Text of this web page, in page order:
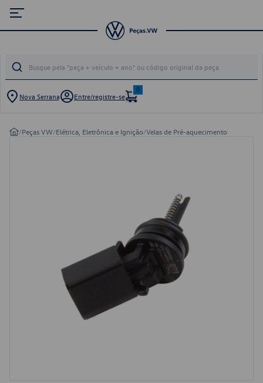
Nova Serrana Entre/registre-se
0
/Peças VW/Elétrica, Eletrônica e Ignição/Velas de Pré-aquecimento